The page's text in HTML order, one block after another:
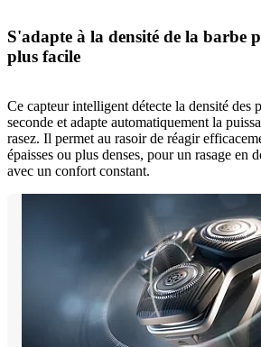
S'adapte à la densité de la barbe
plus facile
Ce capteur intelligent détecte la densité des
seconde et adapte automatiquement la
rasez. Il permet au rasoir de réagir
épaisses ou plus denses, pour un rasage en
avec un confort constant.